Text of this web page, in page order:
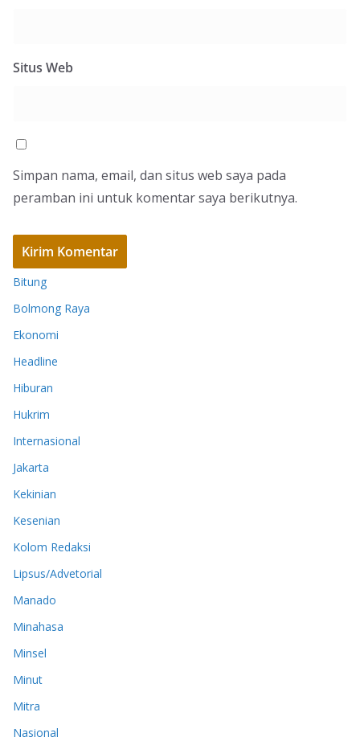
Situs Web
Simpan nama, email, dan situs web saya pada
peramban ini untuk komentar saya berikutnya.
Bitung
Bolmong Raya
Ekonomi
Headline
Hiburan
Hukrim
Internasional
Jakarta
Kekinian
Kesenian
Kolom Redaksi
Lipsus/Advetorial
Manado
Minahasa
Minsel
Minut
Mitra
Nasional